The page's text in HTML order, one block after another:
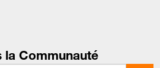
la Communauté